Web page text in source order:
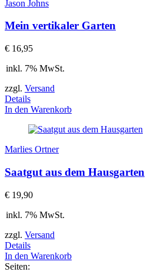
Jason Johns
Mein vertikaler Garten
€ 16,95
inkl. 7% MwSt.
zzgl. Versand
Details
In den Warenkorb
Marlies Ortner
Saatgut aus dem Hausgarten
€ 19,90
inkl. 7% MwSt.
zzgl. Versand
Details
In den Warenkorb
Seiten: